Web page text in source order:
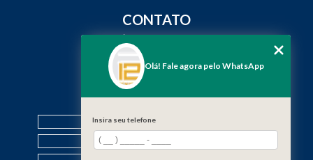
CONTATO
(19) 3888-2923
(19) 99968-7979
contato@f12engenharia.com.br
MENU
HOME
QUEM SOMOS
Olá! Fale agora pelo WhatsApp
Insira seu telefone